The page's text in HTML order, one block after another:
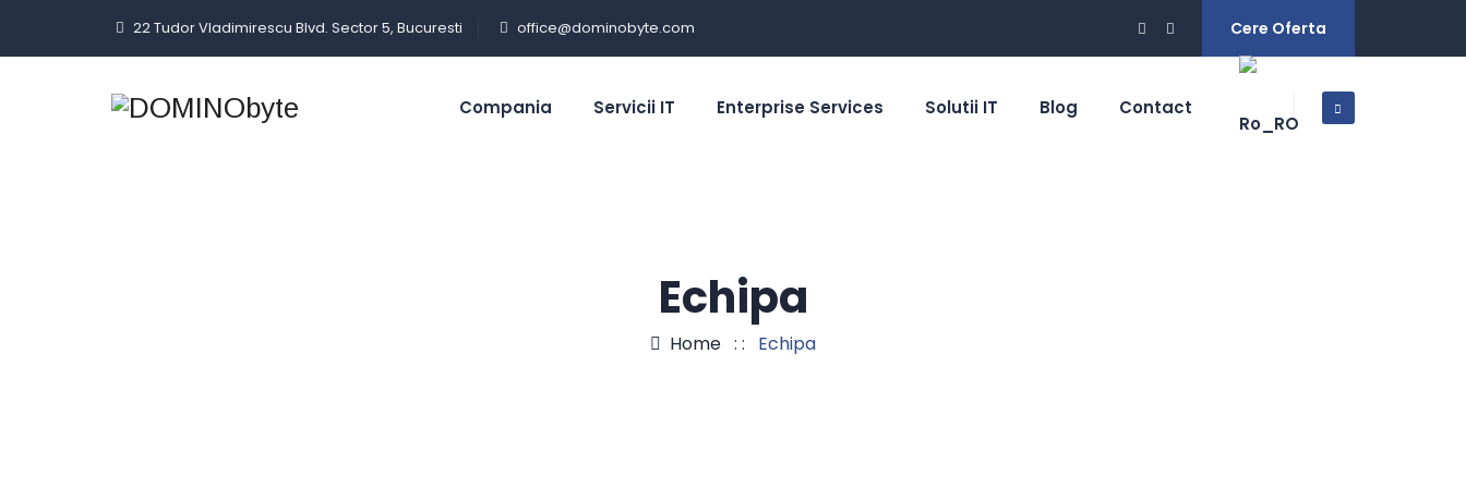
22 Tudor Vladimirescu Blvd. Sector 5, Bucuresti office@dominobyte.com Cere Oferta
Compania Servicii IT Enterprise Services Solutii IT Blog Contact
Echipa
Home : : Echipa